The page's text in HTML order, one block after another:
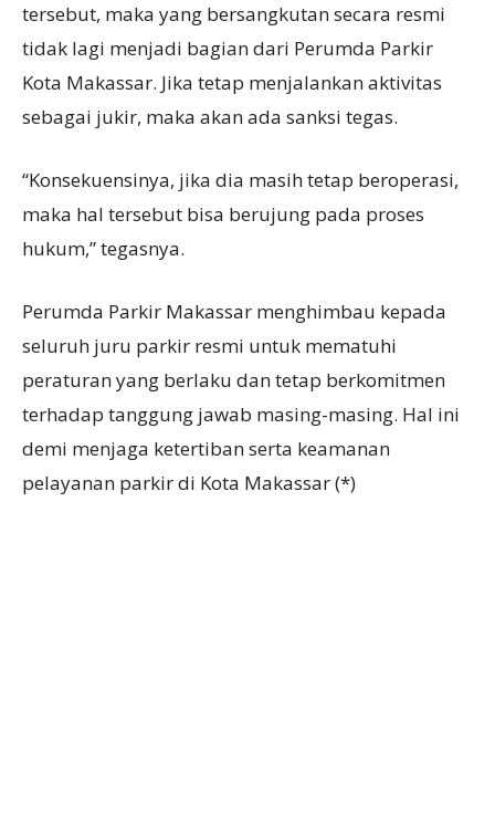
tersebut, maka yang bersangkutan secara resmi
tidak lagi menjadi bagian dari Perumda Parkir
Kota Makassar. Jika tetap menjalankan aktivitas
sebagai jukir, maka akan ada sanksi tegas.
“Konsekuensinya, jika dia masih tetap beroperasi,
maka hal tersebut bisa berujung pada proses
hukum,” tegasnya.
Perumda Parkir Makassar menghimbau kepada
seluruh juru parkir resmi untuk mematuhi
peraturan yang berlaku dan tetap berkomitmen
terhadap tanggung jawab masing-masing. Hal ini
demi menjaga ketertiban serta keamanan
pelayanan parkir di Kota Makassar (*)